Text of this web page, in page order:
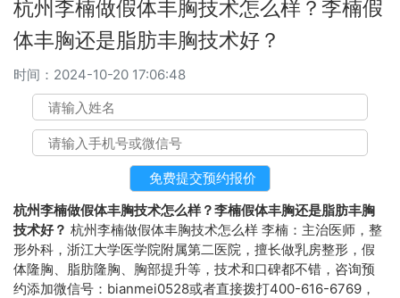
杭州李楠做假体丰胸技术怎么样？李楠假
体丰胸还是脂肪丰胸技术好？
时间： 2024-10-20 17:06:48
杭州李楠做假体丰胸技术怎么样？李楠假体丰胸还是脂肪丰胸
技术好？ 杭州李楠做假体丰胸技术怎么样 李楠：主治医师，整
形外科，浙江大学医学院附属第二医院，擅长做乳房整形，假
体隆胸、脂肪隆胸、胸部提升等，技术和口碑都不错，咨询预
约添加微信号：bianmei0528或者直接拨打400-616-6769，